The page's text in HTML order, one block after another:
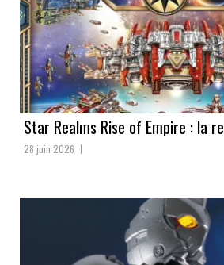
Star Realms Rise of Empire : la
28 juin 2026